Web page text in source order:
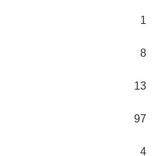
1
8
13
97
4